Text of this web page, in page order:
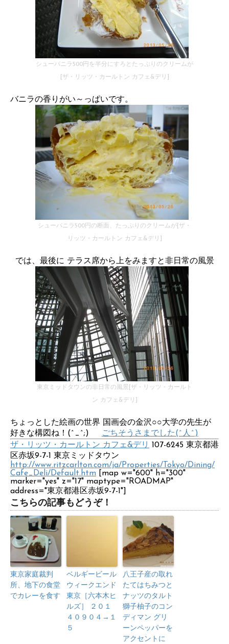
シューバニラ500円を半分にすろとたっぷりのクリームが
[ザ・リッツ・カールトン カフェ&デリ]
バニラの香りがい～っぱいです。
シューバニラ500円の断面、たっぷりのクリームが[ザ・
リッツ・カールトン カフェ&デリ]
では、最後に テラス席から上をみますと非日常の風景
東京ミッドタウンの非日常の風景[ザ・リッツ・カールト
ン カフェ&デリ]
ちょっとした絵画の世界 国画会の金沢○○大学の先生が
好きな構図ね！(^_^;)
ごちそうさまでした(^人^)
ザ・リッツ・カールトン カフェ&デリ 107-6245 東京都港
区赤坂9-7-1 東京ミッドタウン
http://www.ritzcarlton.com/ja/Properties/Tokyo/Dining/
Cafe_Deli/Default.htm [map w="600" h="300"
marker="yes" z="17" maptype="ROADMAP"
address="東京都港区赤坂9-7-1"]
こちらの記事もどうぞ！
東京家庭裁判
所、地下の食堂
でカレーを食す
ベルギービール
ウィークエンド
東京［六本木ヒ
ルズ］ ２０１
４０９０４→１
５
八王子産の取れ
たてはちみつと
ナッツのタルト
獅子柚子のコン
ディマン グリ
ーンペッパーを
アクセントに